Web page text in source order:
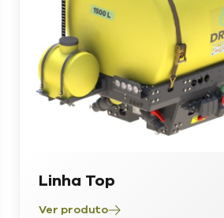
Linha Top
Ver produto